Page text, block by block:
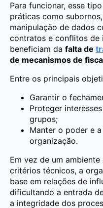
Para funcionar, esse
práticas como
manipulação de dados
contratos e conflitos de
beneficiam da falta de
de mecanismos de
Entre os principais
Garantir o
Proteger
grupos;
Manter o poder e
organização.
Em vez de um
critérios técnicos, a
base em relações de
dificultando a entrada
a integridade dos